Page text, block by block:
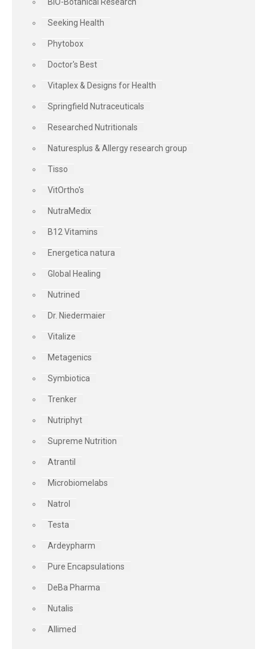
Seeking Health
Phytobox
Doctor's Best
Vitaplex & Designs for Health
Springfield Nutraceuticals
Researched Nutritionals
Naturesplus & Allergy research group
Tisso
VitOrtho's
NutraMedix
B12 Vitamins
Energetica natura
Global Healing
Nutrined
Dr. Niedermaier
Vitalize
Metagenics
Symbiotica
Trenker
Nutriphyt
Supreme Nutrition
Atrantil
Microbiomelabs
Natrol
Testa
Ardeypharm
Pure Encapsulations
DeBa Pharma
Nutalis
Allimed